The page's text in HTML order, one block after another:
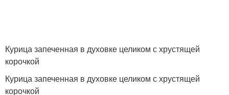
Курица запеченная в духовке целиком с хрустящей
корочкой
Курица запеченная в духовке целиком с хрустящей
корочкой